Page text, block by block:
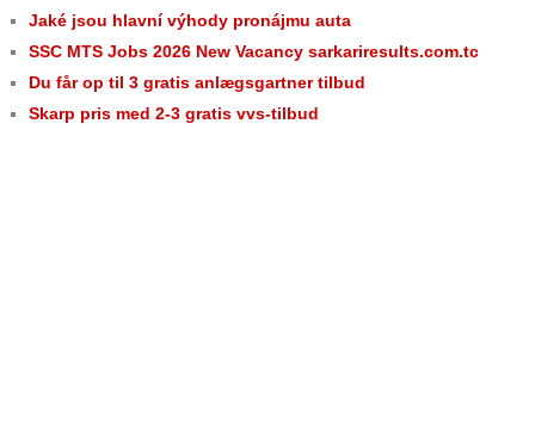
Jaké jsou hlavní výhody pronájmu auta
SSC MTS Jobs 2026 New Vacancy sarkariresults.com.tc
Du får op til 3 gratis anlægsgartner tilbud
Skarp pris med 2-3 gratis vvs-tilbud